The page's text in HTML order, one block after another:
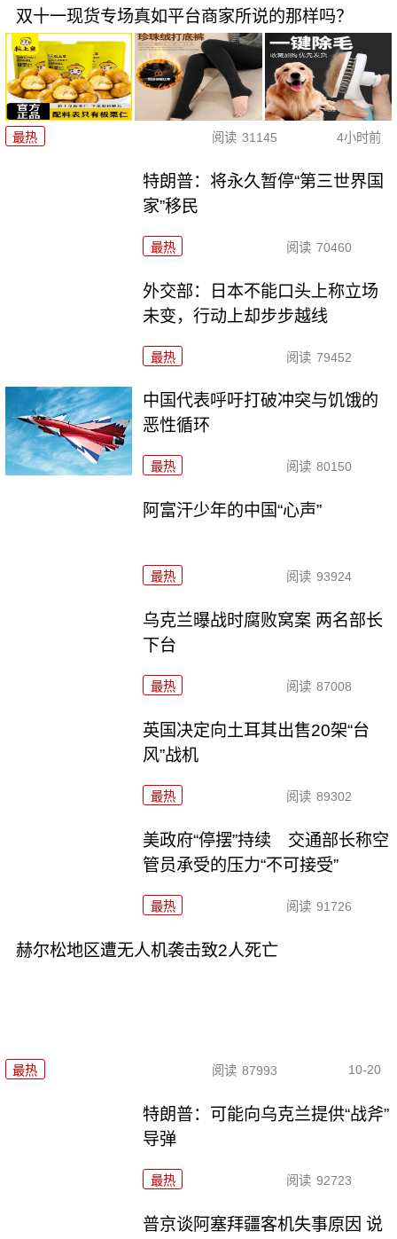
双十一现货专场真如平台商家所说的那样吗？
最热 阅读 31145 4小时前
特朗普：将永久暂停“第三世界国
家”移民
最热 阅读 70460
外交部：日本不能口头上称立场
未变，行动上却步步越线
最热 阅读 79452
中国代表呼吁打破冲突与饥饿的
恶性循环
最热 阅读 80150
阿富汗少年的中国“心声”
最热 阅读 93924
乌克兰曝战时腐败窝案 两名部长
下台
最热 阅读 87008
英国决定向土耳其出售20架“台
风”战机
最热 阅读 89302
美政府“停摆”持续 交通部长称空
管员承受的压力“不可接受”
最热 阅读 91726
赫尔松地区遭无人机袭击致2人死亡
最热 阅读 87993 10-20
特朗普：可能向乌克兰提供“战斧”
导弹
最热 阅读 92723
普京谈阿塞拜疆客机失事原因 说